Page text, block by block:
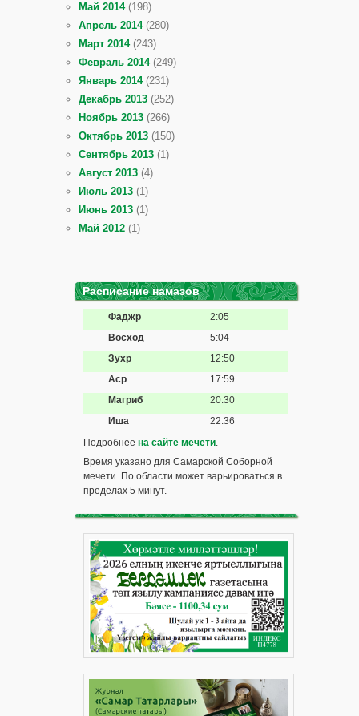
Май 2014(198)
Апрель 2014(280)
Март 2014(243)
Февраль 2014(249)
Январь 2014(231)
Декабрь 2013 (252)
Ноябрь 2013 (266)
Октябрь 2013 (150)
Сентябрь 2013 (1)
Август 2013 (4)
Июль 2013 (1)
Июнь 2013 (1)
Май 2012 (1)
Расписание намазов
Фаджр
2:05
Восход
5:04
Зухр
12:50
Аср
17:59
Магриб
20:30
Иша
22:36
Подробнее на сайте мечети.
Время указано для Самарской Соборной
мечети. По области может варьироваться в
пределах 5 минут.